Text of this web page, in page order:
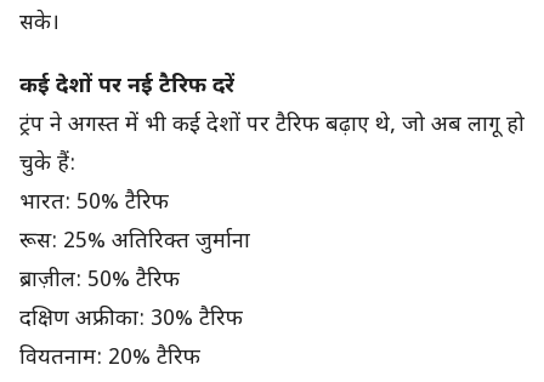
सके।
कई देशों पर नई टैरिफ दरें
ट्रंप ने अगस्त में भी कई देशों पर टैरिफ बढ़ाए थे, जो अब लागू हो
चुके हैं:
भारत: 50% टैरिफ
रूस: 25% अतिरिक्त जुर्माना
ब्राज़ील: 50% टैरिफ
दक्षिण अफ्रीका: 30% टैरिफ
वियतनाम: 20% टैरिफ